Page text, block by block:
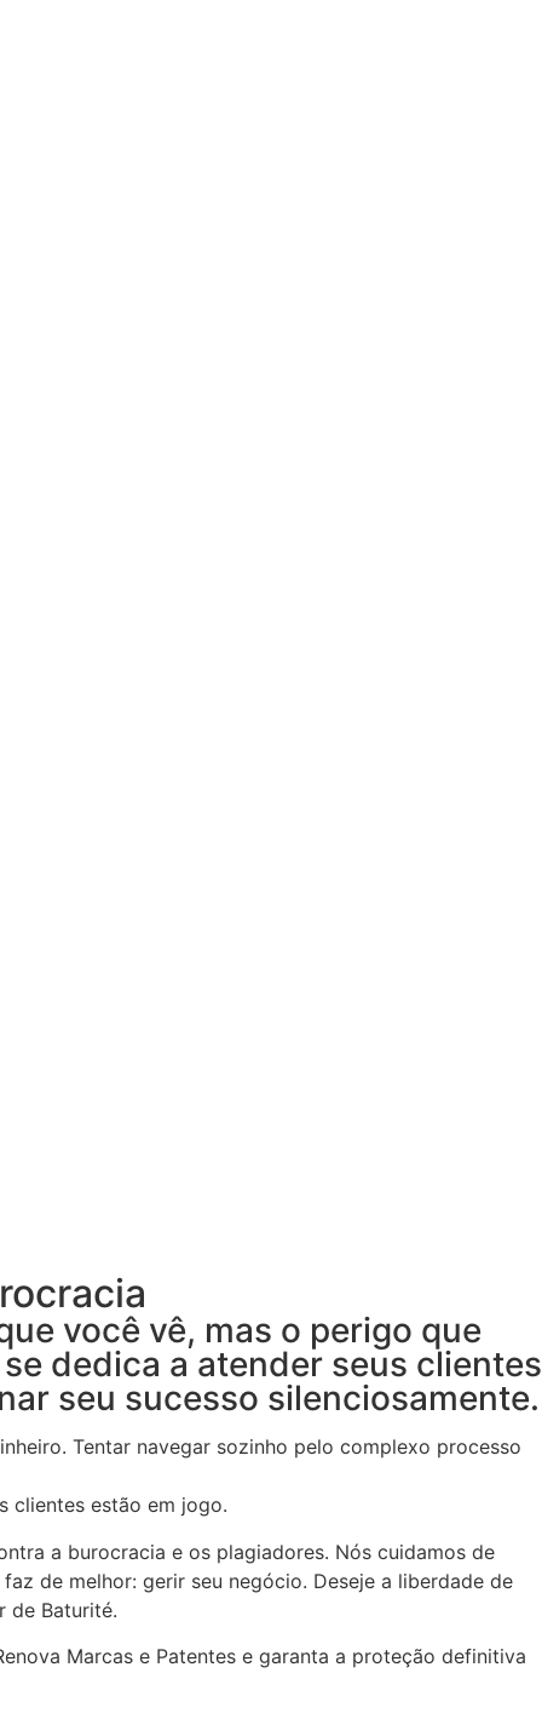
você vê, mas o perigo que
dedica a atender seus clientes
seu sucesso silenciosamente.
Tentar navegar sozinho pelo complexo processo
clientes estão em jogo.
a burocracia e os plagiadores. Nós cuidamos de
de melhor: gerir seu negócio. Deseje a liberdade de
de Baturité.
Marcas e Patentes e garanta a proteção definitiva